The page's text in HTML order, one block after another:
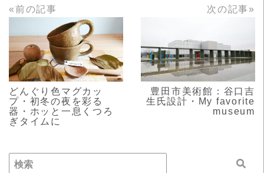
«前の記事
READ MORE
どんぐり色マグカッ
プ・初冬の夜を彩る
器・ホッと一息くつろ
ぎタイムに
次の記事»
READ MORE
豊田市美術館：谷口吉
生氏設計・My favorite
museum